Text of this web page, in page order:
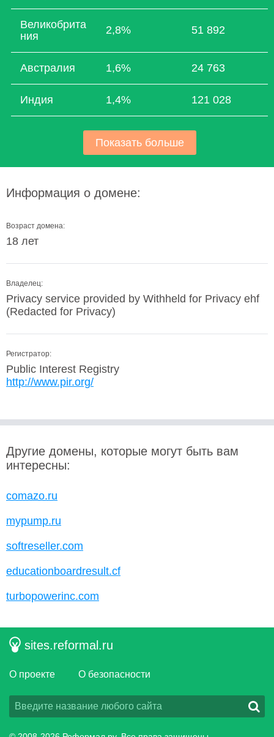
Великобрита
ния
2,8% 51 892
Австралия 1,6% 24 763
Индия 1,4% 121 028
Показать больше
Информация о домене:
Возраст домена:
18 лет
Владелец:
Privacy service provided by Withheld for Privacy ehf
(Redacted for Privacy)
Регистратор:
Public Interest Registry
http://www.pir.org/
Другие домены, которые могут быть вам
интересны:
comazo.ru
mypump.ru
softreseller.com
educationboardresult.cf
turbopowerinc.com
sites.reformal.ru
О проекте О безопасности